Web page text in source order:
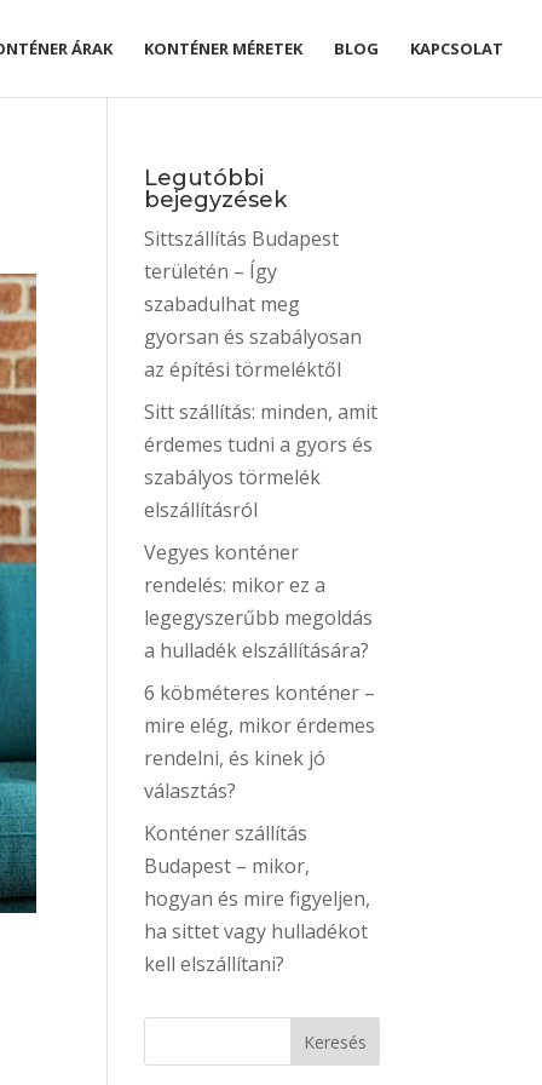
ÁRAK KONTÉNER MÉRETEK BLOG KAPCSOLAT
Legutóbbi
bejegyzések
Sittszállítás Budapest
területén – Így
szabadulhat meg
gyorsan és szabályosan
az építési törmeléktől
Sitt szállítás: minden, amit
érdemes tudni a gyors és
szabályos törmelék
elszállításról
Vegyes konténer
rendelés: mikor ez a
legegyszerűbb megoldás
a hulladék elszállítására?
6 köbméteres konténer –
mire elég, mikor érdemes
rendelni, és kinek jó
választás?
Konténer szállítás
Budapest – mikor,
hogyan és mire figyeljen,
ha sittet vagy hulladékot
kell elszállítani?